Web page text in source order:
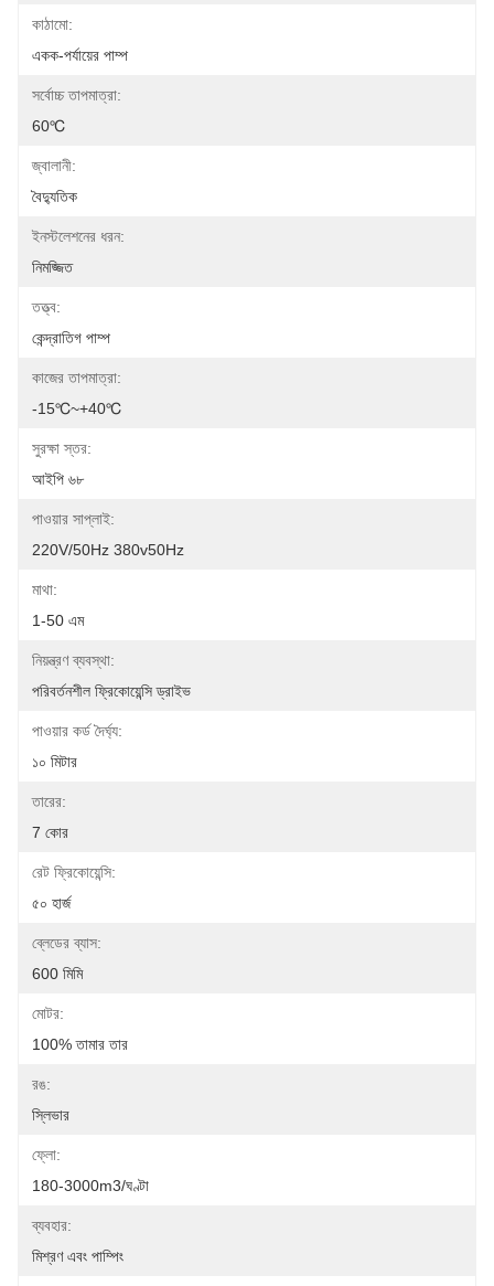
কাঠামো:
একক-পর্যায়ের পাম্প
সর্বোচ্চ তাপমাত্রা:
60℃
জ্বালানী:
বৈদ্যুতিক
ইনস্টলেশনের ধরন:
নিমজ্জিত
তত্ত্ব:
কেন্দ্রাতিগ পাম্প
কাজের তাপমাত্রা:
-15℃~+40℃
সুরক্ষা স্তর:
আইপি ৬৮
পাওয়ার সাপ্লাই:
220V/50Hz 380v50Hz
মাথা:
1-50 এম
নিয়ন্ত্রণ ব্যবস্থা:
পরিবর্তনশীল ফ্রিকোয়েন্সি ড্রাইভ
পাওয়ার কর্ড দৈর্ঘ্য:
১০ মিটার
তারের:
7 কোর
রেট ফ্রিকোয়েন্সি:
৫০ হার্জ
ব্লেডের ব্যাস:
600 মিমি
মোটর:
100% তামার তার
রঙ:
স্লিভার
ফ্লো:
180-3000m3/ঘণ্টা
ব্যবহার:
মিশ্রণ এবং পাম্পিং